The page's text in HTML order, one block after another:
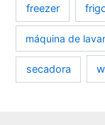
freezer
máquina de
secadora